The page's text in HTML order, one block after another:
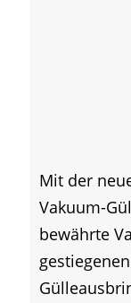
Mit der
Vakuum-
bewährte